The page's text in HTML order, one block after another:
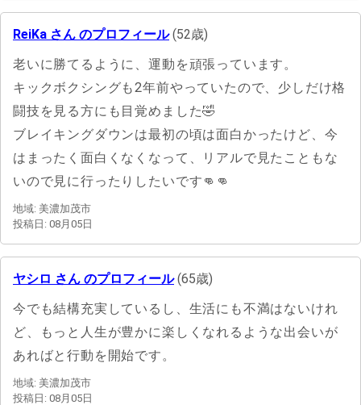
ReiKa さん のプロフィール(52歳)
老いに勝てるように、運動を頑張っています。
キックボクシングも2年前やっていたので、少しだけ格
闘技を見る方にも目覚めました🤣
ブレイキングダウンは最初の頃は面白かったけど、今
はまったく面白くなくなって、リアルで見たこともな
いので見に行ったりしたいです👊👊
地域: 美濃加茂市
投稿日: 08月05日
ヤシロ さん のプロフィール(65歳)
今でも結構充実しているし、生活にも不満はないけれ
ど、もっと人生が豊かに楽しくなれるような出会いが
あればと行動を開始です。
地域: 美濃加茂市
投稿日: 08月05日